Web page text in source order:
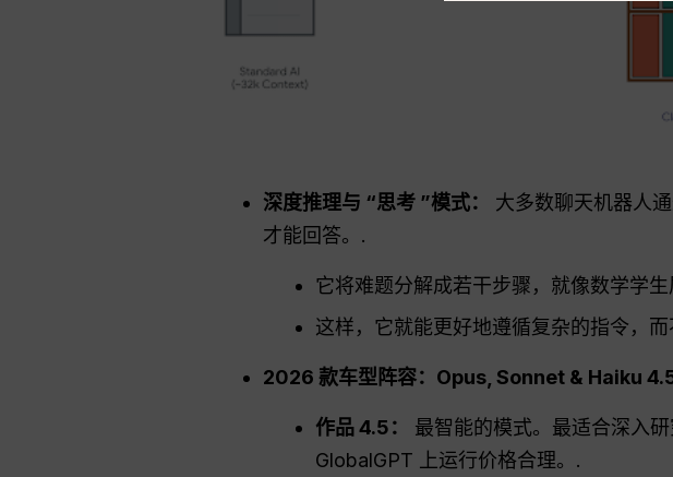
深度推理与 “思考 ”模式：
大多数聊天机器人
才能回答。.
它将难题分解成若干步骤，就像数学学
这样，它就能更好地遵循复杂的指令，
2026 款车型阵容：Opus, Sonnet & Haiku 4.5
作品 4.5：
最智能的模式。最适合深入
GlobalGPT 上运行价格合理。.